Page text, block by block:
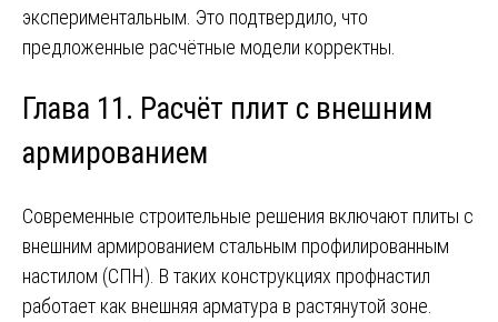
экспериментальным. Это подтвердило, что
предложенные расчётные модели корректны.
Глава 11. Расчёт плит с внешним
армированием
Современные строительные решения включают плиты с
внешним армированием стальным профилированным
настилом (СПН). В таких конструкциях профнастил
работает как внешняя арматура в растянутой зоне.